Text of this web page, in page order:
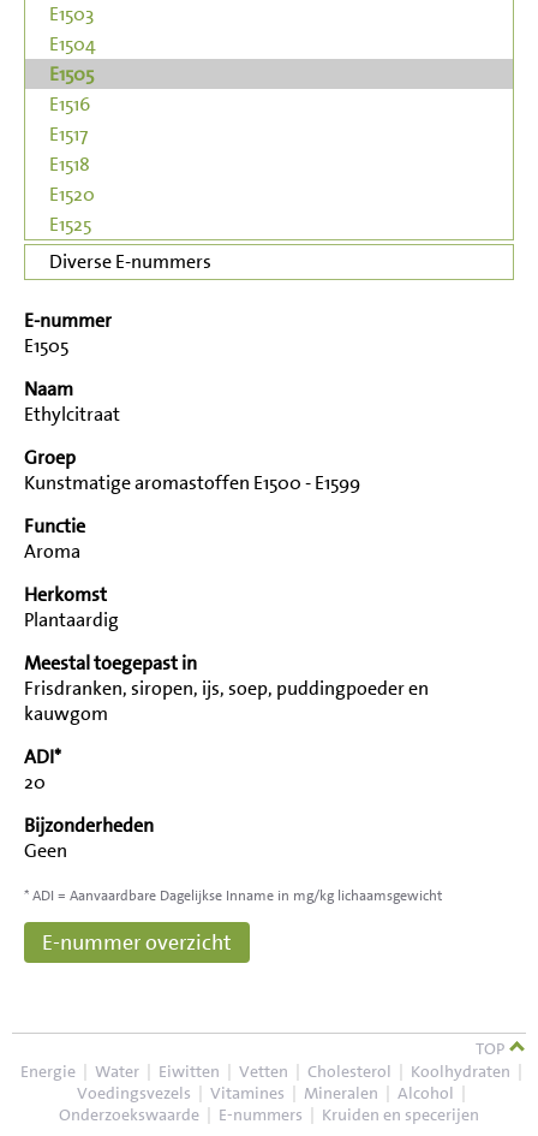
E1503
E1504
E1505
E1516
E1517
E1518
E1520
E1525
Diverse E-nummers
E-nummer
E1505
Naam
Ethylcitraat
Groep
Kunstmatige aromastoffen E1500 - E1599
Functie
Aroma
Herkomst
Plantaardig
Meestal toegepast in
Frisdranken, siropen, ijs, soep, puddingpoeder en
kauwgom
ADI*
20
Bijzonderheden
Geen
* ADI = Aanvaardbare Dagelijkse Inname in mg/kg lichaamsgewicht
E-nummer overzicht
TOP
Energie | Water | Eiwitten | Vetten | Cholesterol | Koolhydraten |
Voedingsvezels | Vitamines | Mineralen | Alcohol |
Onderzoekswaarde | E-nummers | Kruiden en specerijen